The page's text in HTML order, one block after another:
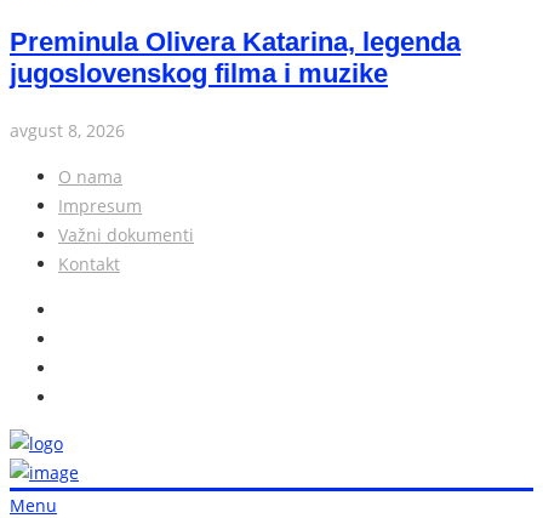
Preminula Olivera Katarina, legenda
jugoslovenskog filma i muzike
avgust 8, 2026
O nama
Impresum
Važni dokumenti
Kontakt
Menu